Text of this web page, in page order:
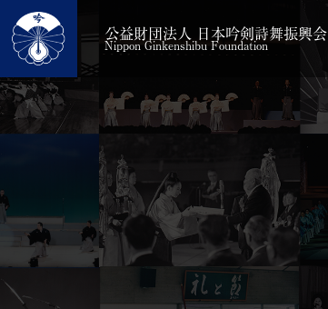
公益財団法人 日本吟剣詩舞振興会
Nippon Ginkenshibu Foundation